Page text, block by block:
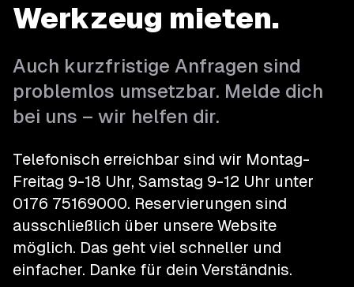
Werkzeug mieten.
Auch kurzfristige Anfragen sind
problemlos umsetzbar. Melde dich
bei uns – wir helfen dir.
Telefonisch erreichbar sind wir Montag-
Freitag 9-18 Uhr, Samstag 9-12 Uhr unter
0176 75169000. Reservierungen sind
ausschließlich über unsere Website
möglich. Das geht viel schneller und
einfacher. Danke für dein Verständnis.